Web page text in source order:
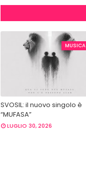
MUSICA
SVOSIL: il nuovo singolo è
“MUFASA”
LUGLIO 30, 2026